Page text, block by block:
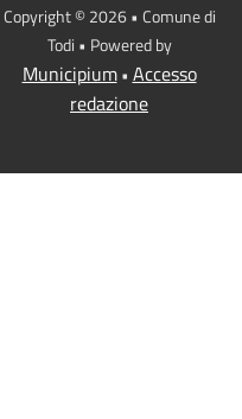
Copyright © 2026 • Comune di
Todi • Powered by
Municipium• Accesso
redazione